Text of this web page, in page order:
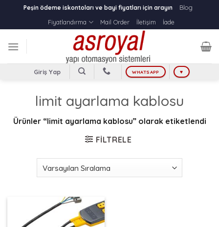
content
Peşin ödeme iskontoları ve bayi fiyatları için arayın
Blog
Fiyatlandırma
Mail Order İletişim İade
Giriş Yap WHATSAPP ♥
limit ayarlama kablosu
Ürünler “limit ayarlama kablosu” olarak etiketlendi
FILTRELE